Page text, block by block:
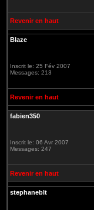
Revenir en haut
Blaze
Inscrit le: 25 Fév 2007
Messages: 213
Revenir en haut
fabien350
Inscrit le: 06 Avr 2007
Messages: 247
Revenir en haut
stephaneblt